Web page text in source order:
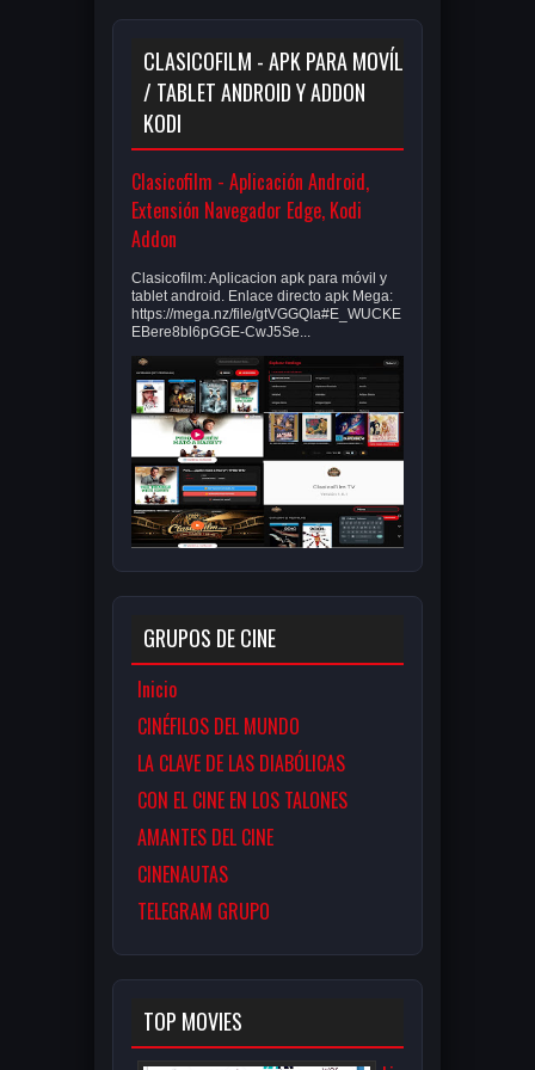
CLASICOFILM - APK PARA MOVÍL
/ TABLET ANDROID Y ADDON
KODI
Clasicofilm - Aplicación Android,
Extensión Navegador Edge, Kodi
Addon
Clasicofilm: Aplicacion apk para móvil y
tablet android. Enlace directo apk Mega:
https://mega.nz/file/gtVGGQIa#E_WUCKE
EBere8bl6pGGE-CwJ5Se...
GRUPOS DE CINE
Inicio
CINÉFILOS DEL MUNDO
LA CLAVE DE LAS DIABÓLICAS
CON EL CINE EN LOS TALONES
AMANTES DEL CINE
CINENAUTAS
TELEGRAM GRUPO
TOP MOVIES